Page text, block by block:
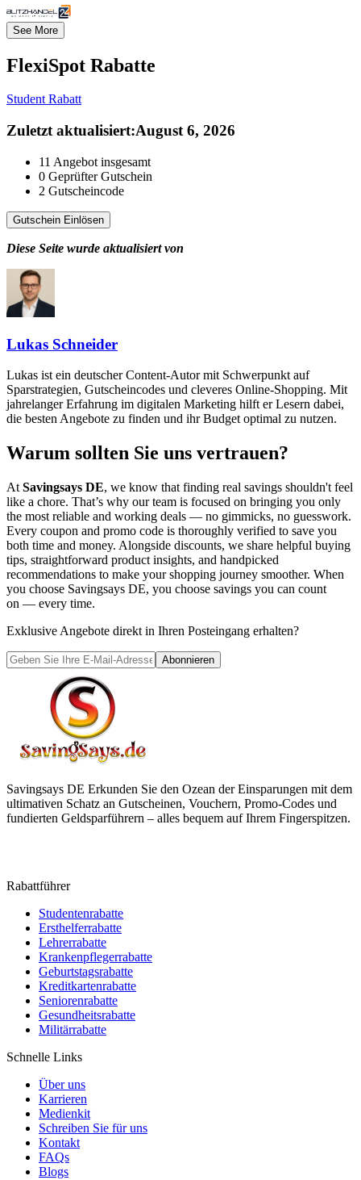
See More
FlexiSpot Rabatte
Student Rabatt
Zuletzt aktualisiert:August 6, 2026
11 Angebot insgesamt
0 Geprüfter Gutschein
2 Gutscheincode
Gutschein Einlösen
Diese Seite wurde aktualisiert von
Lukas Schneider
Lukas ist ein deutscher Content-Autor mit Schwerpunkt auf
Sparstrategien, Gutscheincodes und cleveres Online-Shopping. Mit
jahrelanger Erfahrung im digitalen Marketing hilft er Lesern dabei,
die besten Angebote zu finden und ihr Budget optimal zu nutzen.
Warum sollten Sie uns vertrauen?
At Savingsays DE, we know that finding real savings shouldn't feel
like a chore. That’s why our team is focused on bringing you only
the most reliable and working deals — no gimmicks, no guesswork.
Every coupon and promo code is thoroughly verified to save you
both time and money. Alongside discounts, we share helpful buying
tips, straightforward product insights, and handpicked
recommendations to make your shopping journey smoother. When
you choose Savingsays DE, you choose savings you can count
on — every time.
Exklusive Angebote direkt in Ihren Posteingang erhalten?
Abonnieren
Savingsays DE Erkunden Sie den Ozean der Einsparungen mit dem
ultimativen Schatz an Gutscheinen, Vouchern, Promo-Codes und
fundierten Geldsparführern – alles bequem auf Ihrem Fingerspitzen.
Rabattführer
Studentenrabatte
Ersthelferrabatte
Lehrerrabatte
Krankenpflegerrabatte
Geburtstagsrabatte
Kreditkartenrabatte
Seniorenrabatte
Gesundheitsrabatte
Militärrabatte
Schnelle Links
Über uns
Karrieren
Medienkit
Schreiben Sie für uns
Kontakt
FAQs
Blogs